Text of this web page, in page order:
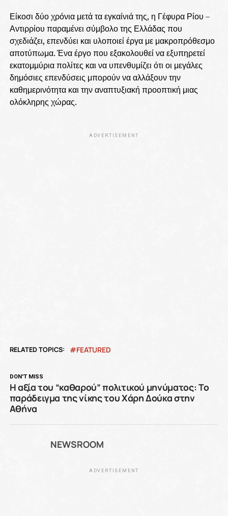
Είκοσι δύο χρόνια μετά τα εγκαίνιά της, η Γέφυρα Ρίου –
Αντιρρίου παραμένει σύμβολο της Ελλάδας που
σχεδιάζει, επενδύει και υλοποιεί έργα με μακροπρόθεσμο
αποτύπωμα. Ένα έργο που εξακολουθεί να εξυπηρετεί
εκατομμύρια πολίτες και να υπενθυμίζει ότι οι μεγάλες
δημόσιες επενδύσεις μπορούν να αλλάξουν την
καθημερινότητα και την αναπτυξιακή προοπτική μιας
ολόκληρης χώρας.
ADVERTISEMENT
RELATED TOPICS: FEATURED
DON'T MISS
Η αξία του “καθαρού” πολιτικού μηνύματος: Το
παράδειγμα της νίκης του Χάρη Δούκα στην
Αθήνα
NEWSROOM
ADVERTISEMENT